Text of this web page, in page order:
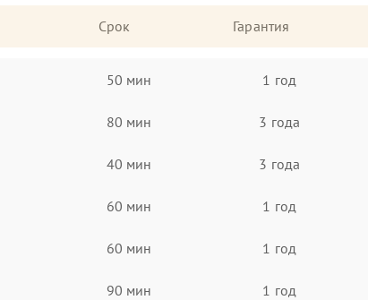
Срок Гарантия
50 мин 1 год
80 мин 3 года
40 мин 3 года
60 мин 1 год
60 мин 1 год
90 мин 1 год